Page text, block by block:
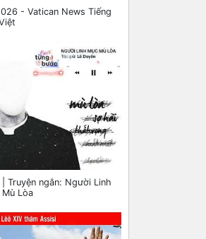
- Vatican News Tiếng
Truyện ngắn: Người Linh
Mù Lòa